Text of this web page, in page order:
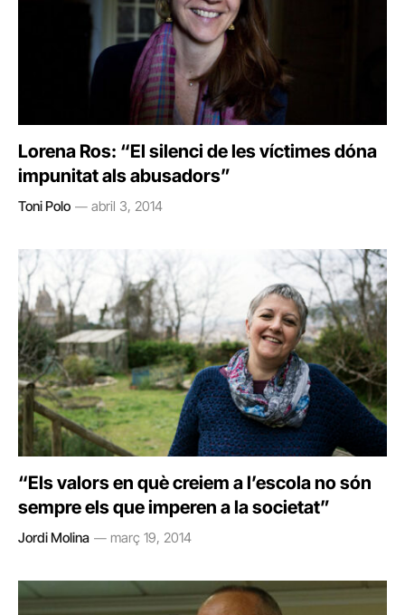
Lorena Ros: “El silenci de les víctimes dóna
impunitat als abusadors”
Toni Polo abril 3, 2014
“Els valors en què creiem a l’escola no són
sempre els que imperen a la societat”
Jordi Molina març 19, 2014